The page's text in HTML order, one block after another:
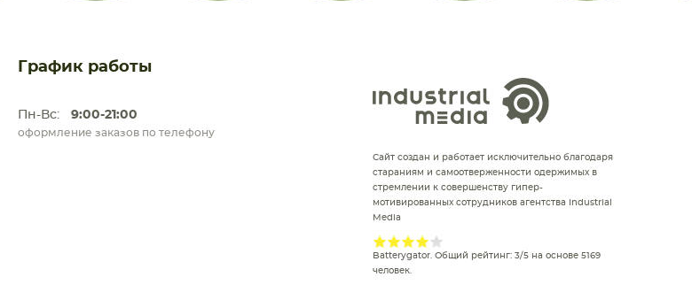
График работы
Пн-Вс: 9:00-21:00
оформление заказов по телефону
Сайт создан и работает исключительно благодаря
стараниям и самоотверженности одержимых в
стремлении к совершенству гипер-
мотивированных сотрудников агентства Industrial
Media
Batterygator. Общий рейтинг: 3/5 на основе 5169
человек.